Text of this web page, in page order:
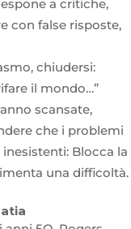
a critiche,
con false risposte,
chiudersi:
il mondo…”
scansate,
che i problemi
Blocca la
una difficoltà.